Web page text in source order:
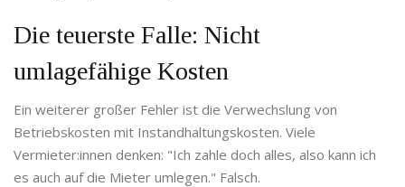
Die teuerste Falle: Nicht
umlagefähige Kosten
Ein weiterer großer Fehler ist die Verwechslung von
Betriebskosten mit Instandhaltungskosten. Viele
Vermieter:innen denken: "Ich zahle doch alles, also kann ich
es auch auf die Mieter umlegen." Falsch.